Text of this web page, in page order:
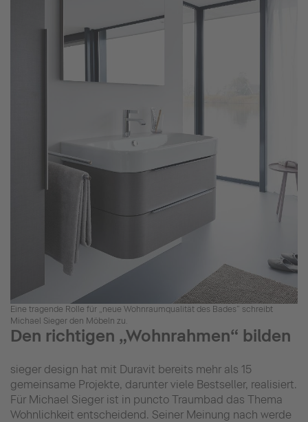
Eine tragende Rolle für „neue Wohnraumqualität des Bades“ schreibt
Michael Sieger den Möbeln zu.
Den richtigen „Wohnrahmen“ bilden
sieger design hat mit Duravit bereits mehr als 15
gemeinsame Projekte, darunter viele Bestseller, realisiert.
Für Michael Sieger ist in puncto Traumbad das Thema
Wohnlichkeit entscheidend. Seiner Meinung nach werde